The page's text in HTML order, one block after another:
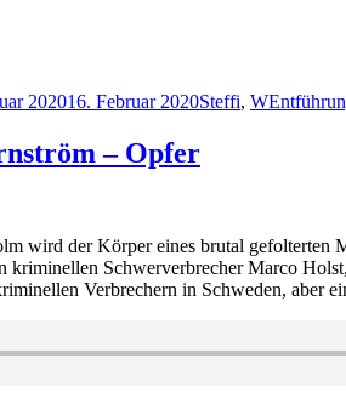
202016. Februar 2020Steffi, W
– Opfer
wird der Körper eines brutal gefolterten
kriminellen Schwerverbrecher Marco
Verbrechern in Schweden, aber